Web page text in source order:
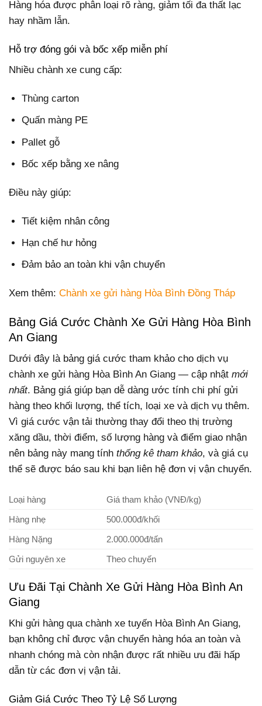
Hàng hóa được phân loại rõ ràng, giảm tối đa thất lạc
hay nhầm lẫn.
Hỗ trợ đóng gói và bốc xếp miễn phí
Nhiều chành xe cung cấp:
Thùng carton
Quấn màng PE
Pallet gỗ
Bốc xếp bằng xe nâng
Điều này giúp:
Tiết kiệm nhân công
Hạn chế hư hỏng
Đảm bảo an toàn khi vận chuyển
Xem thêm: Chành xe gửi hàng Hòa Bình Đồng Tháp
Bảng Giá Cước Chành Xe Gửi Hàng Hòa Bình
An Giang
Dưới đây là bảng giá cước tham khảo cho dịch vụ
chành xe gửi hàng Hòa Bình An Giang — cập nhật mới
nhất. Bảng giá giúp bạn dễ dàng ước tính chi phí gửi
hàng theo khối lượng, thể tích, loại xe và dịch vụ thêm.
Vì giá cước vận tải thường thay đổi theo thị trường
xăng dầu, thời điểm, số lượng hàng và điểm giao nhận
nên bảng này mang tính thống kê tham khảo, và giá cụ
thể sẽ được báo sau khi bạn liên hệ đơn vị vận chuyển.
Loại hàng
Giá tham khảo (VNĐ/kg)
Hàng nhẹ
500.000đ/khối
Hàng Nặng
2.000.000đ/tấn
Gửi nguyên xe
Theo chuyến
Ưu Đãi Tại Chành Xe Gửi Hàng Hòa Bình An
Giang
Khi gửi hàng qua chành xe tuyến Hòa Bình An Giang,
bạn không chỉ được vận chuyển hàng hóa an toàn và
nhanh chóng mà còn nhận được rất nhiều ưu đãi hấp
dẫn từ các đơn vị vận tải.
Giảm Giá Cước Theo Tỷ Lệ Số Lượng